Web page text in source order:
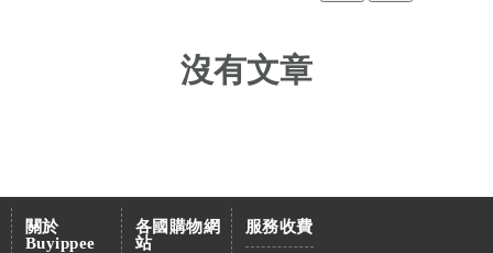
沒有文章
關於
Buyippee
各國購物網
站
服務收費